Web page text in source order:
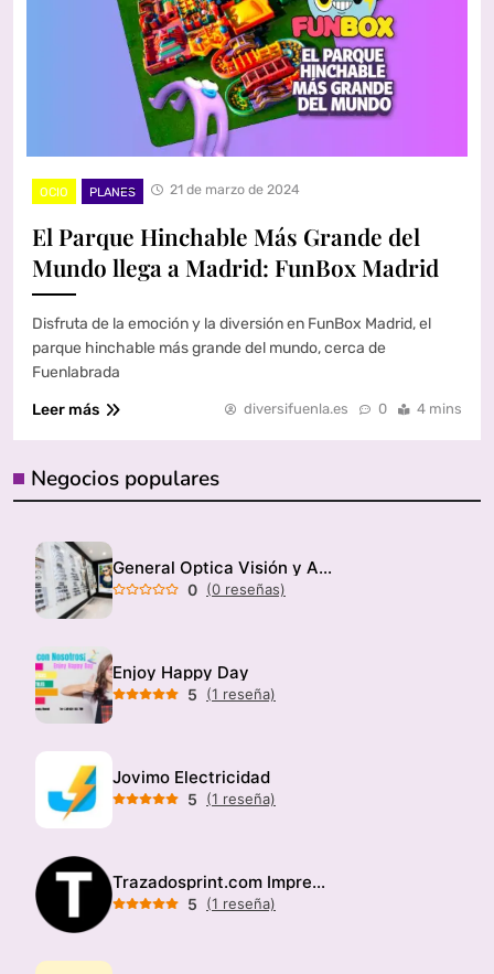
OCIO PLANES 21 de marzo de 2024
El Parque Hinchable Más Grande del
Mundo llega a Madrid: FunBox Madrid
Disfruta de la emoción y la diversión en FunBox Madrid, el
parque hinchable más grande del mundo, cerca de
Fuenlabrada
Leer más
diversifuenla.es 0 4 mins
Negocios populares
General Optica Visión y Audición
0 (0 reseñas)
Enjoy Happy Day
5 (1 reseña)
Jovimo Electricidad
5 (1 reseña)
Trazadosprint.com Imprenta
5 (1 reseña)